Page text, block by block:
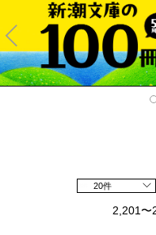
Pre
v
20件
2,201〜